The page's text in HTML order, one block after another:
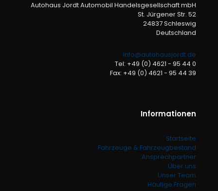
Autohaus Jordt Automobil Handelsgesellschaft mbH
St. Jürgener Str. 52
24837 Schleswig
Deutschland
info@autohausjordt.de
Tel: +49 (0) 4621 - 95 44 0
Fax: +49 (0) 4621 - 95 44 39
Informationen
Startseite
Fahrzeuge & Fahrzeugbestand
Ansprechpartner
Über uns
Unser Team
Häufige Fragen